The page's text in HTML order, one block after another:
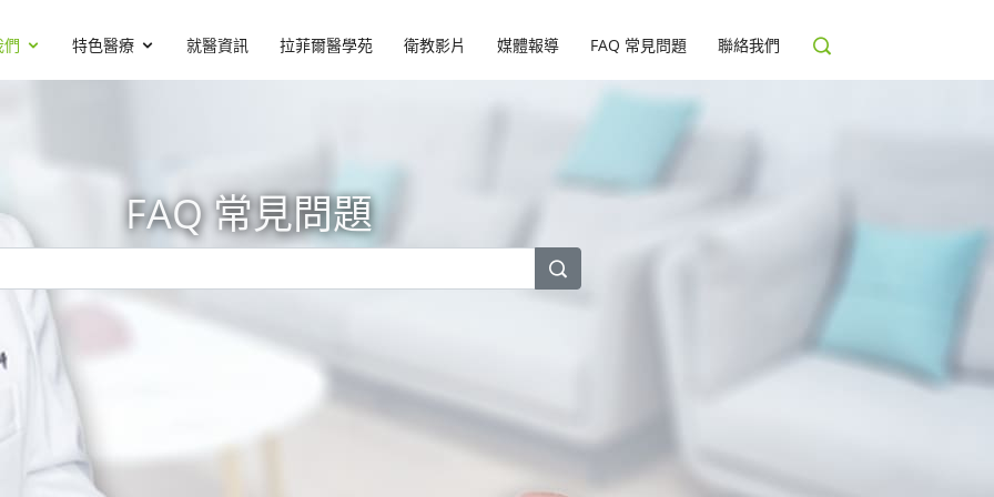
們 特色醫療 就醫資訊 拉菲爾醫學苑 衛教影片 媒體報導 FAQ 常見問題 聯絡我們
FAQ 常見問題